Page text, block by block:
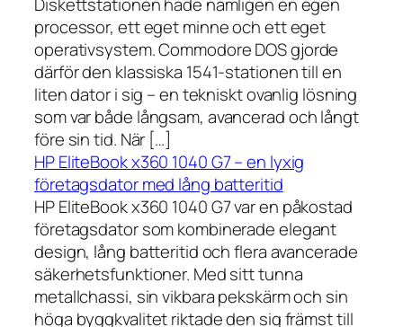
Diskettstationen hade nämligen en egen
processor, ett eget minne och ett eget
operativsystem. Commodore DOS gjorde
därför den klassiska 1541-stationen till en
liten dator i sig – en tekniskt ovanlig lösning
som var både långsam, avancerad och långt
före sin tid. När […]
HP EliteBook x360 1040 G7 – en lyxig
företagsdator med lång batteritid
HP EliteBook x360 1040 G7 var en påkostad
företagsdator som kombinerade elegant
design, lång batteritid och flera avancerade
säkerhetsfunktioner. Med sitt tunna
metallchassi, sin vikbara pekskärm och sin
höga byggkvalitet riktade den sig främst till